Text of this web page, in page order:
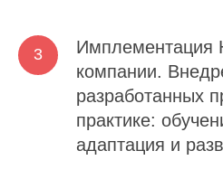
Имплементация
компании.
разработанных
практике:
адаптация и